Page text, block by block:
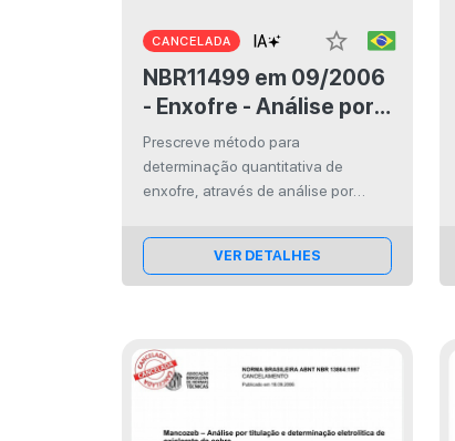
CANCELADA
star_border
NBR11499 em 09/2006
- Enxofre - Análise por
titulação
Prescreve método para
determinação quantitativa de
enxofre, através de análise por
técnico e suas formulações simples.
VER DETALHES